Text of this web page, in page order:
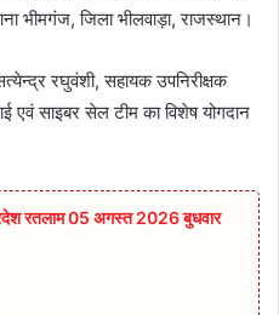
भीमगंज, जिला भीलवाड़ा, राजस्थान।
सत्येन्द्र रघुवंशी, सहायक उपनिरीक्षक
एवं साइबर सेल टीम का विशेष योगदान
रतलाम 05 अगस्त 2026 बुधवार